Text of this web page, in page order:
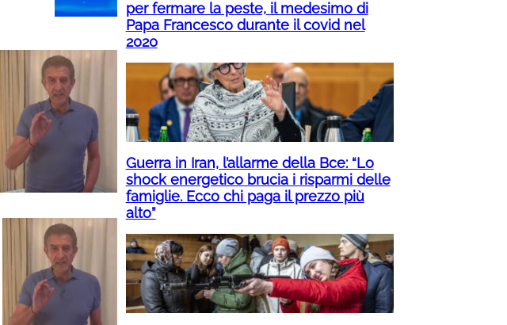
per fermare la peste, il medesimo di
Papa Francesco durante il covid nel
2020
Guerra in Iran, l’allarme della Bce: “Lo
shock energetico brucia i risparmi delle
famiglie. Ecco chi paga il prezzo più
alto”